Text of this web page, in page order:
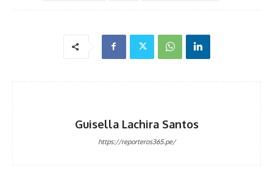
Guisella Lachira Santos
https://reporteros365.pe/